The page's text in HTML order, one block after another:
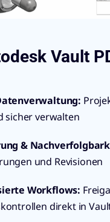
Vault
:
sicher verwalten
&
und Revisionen
Workflows:
direkt in